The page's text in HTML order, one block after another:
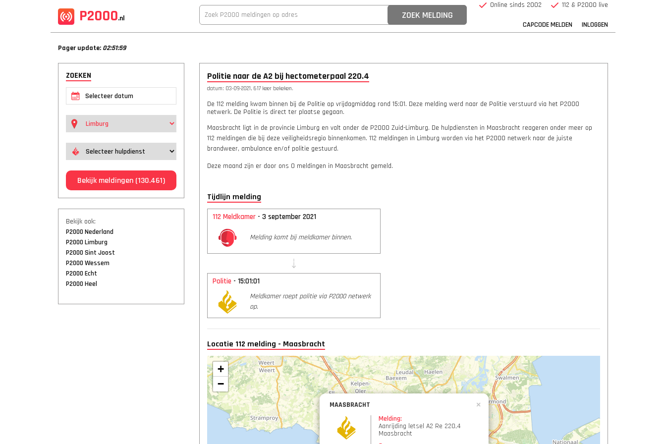
P2000.nl
CAPCODE MELDEN INLOGGEN
Online sinds 2002 112 & P2000 live
Pager update: 02:51:59
ZOEKEN
Bekijk meldingen (130.461)
Bekijk ook:
P2000 Nederland
P2000 Limburg
P2000 Sint Joost
P2000 Wessem
P2000 Echt
P2000 Heel
Politie naar de A2 bij hectometerpaal 220.4
datum: 03-09-2021, 617 keer bekeken.
De 112 melding kwam binnen bij de Politie op vrijdagmiddag rond 15:01. Deze melding werd naar de Politie verstuurd via het P2000
netwerk. De Politie is direct ter plaatse gegaan.
Maasbracht ligt in de provincie Limburg en valt onder de P2000 Zuid-Limburg. De hulpdiensten in Maasbracht reageren onder meer op
112 meldingen die bij deze veiligheidsregio binnenkomen. 112 meldingen in Limburg worden via het P2000 netwerk naar de juiste
brandweer, ambulance en/of politie gestuurd.
Deze maand zijn er door ons 0 meldingen in Maasbracht gemeld.
Tijdlijn melding
112 Meldkamer - 3 september 2021
Melding komt bij meldkamer binnen.
Politie - 15:01:01
Meldkamer roept politie via P2000 netwerk
op.
Locatie 112 melding - Maasbracht
MAASBRACHT
Melding:
Aanrijding letsel A2 Re 220,4
Maasbracht
×
+
−